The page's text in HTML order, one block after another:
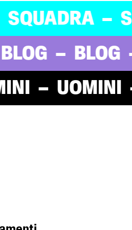
BLOG
UOMINI